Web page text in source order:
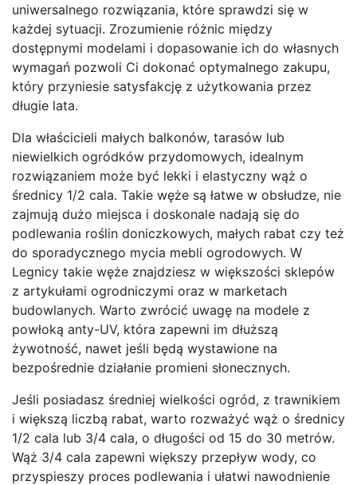
uniwersalnego rozwiązania, które sprawdzi się w
każdej sytuacji. Zrozumienie różnic między
dostępnymi modelami i dopasowanie ich do własnych
wymagań pozwoli Ci dokonać optymalnego zakupu,
który przyniesie satysfakcję z użytkowania przez
długie lata.
Dla właścicieli małych balkonów, tarasów lub
niewielkich ogródków przydomowych, idealnym
rozwiązaniem może być lekki i elastyczny wąż o
średnicy 1/2 cala. Takie węże są łatwe w obsłudze, nie
zajmują dużo miejsca i doskonale nadają się do
podlewania roślin doniczkowych, małych rabat czy też
do sporadycznego mycia mebli ogrodowych. W
Legnicy takie węże znajdziesz w większości sklepów
z artykułami ogrodniczymi oraz w marketach
budowlanych. Warto zwrócić uwagę na modele z
powłoką anty-UV, która zapewni im dłuższą
żywotność, nawet jeśli będą wystawione na
bezpośrednie działanie promieni słonecznych.
Jeśli posiadasz średniej wielkości ogród, z trawnikiem
i większą liczbą rabat, warto rozważyć wąż o średnicy
1/2 cala lub 3/4 cala, o długości od 15 do 30 metrów.
Wąż 3/4 cala zapewni większy przepływ wody, co
przyspieszy proces podlewania i ułatwi nawodnienie